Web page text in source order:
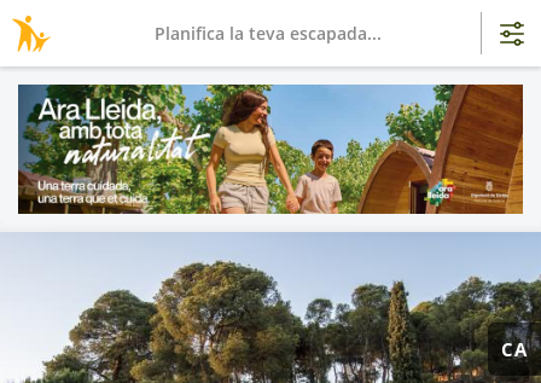
CA
Planifica la teva escapada...